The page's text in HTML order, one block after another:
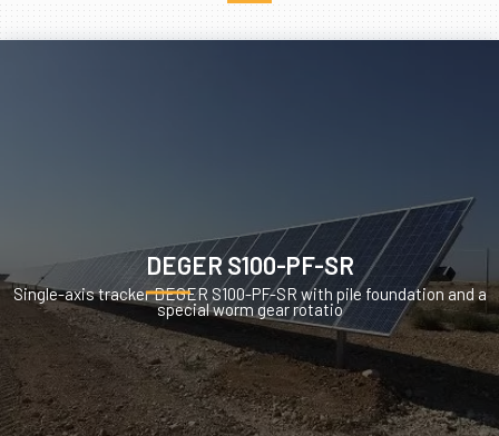
DEGER S100-PF-SR
Single-axis tracker DEGER S100-PF-SR with pile foundation and a
special worm gear rotatio